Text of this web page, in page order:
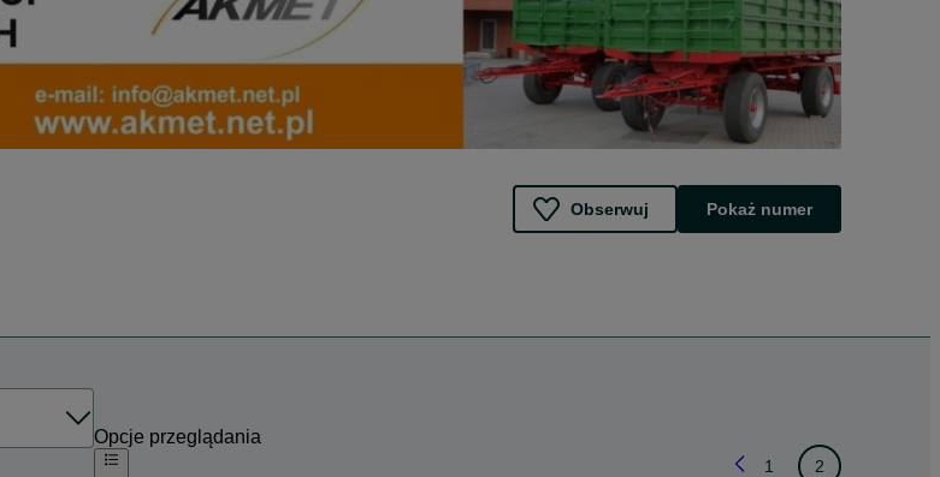
Obserwuj Pokaż numer
Opcje przeglądania
1 2